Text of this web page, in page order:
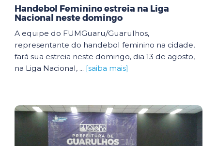
Handebol Feminino estreia na Liga
Nacional neste domingo
A equipe do FUMGuaru/Guarulhos,
representante do handebol feminino na cidade,
fará sua estreia neste domingo, dia 13 de agosto,
na Liga Nacional, ... [saiba mais]